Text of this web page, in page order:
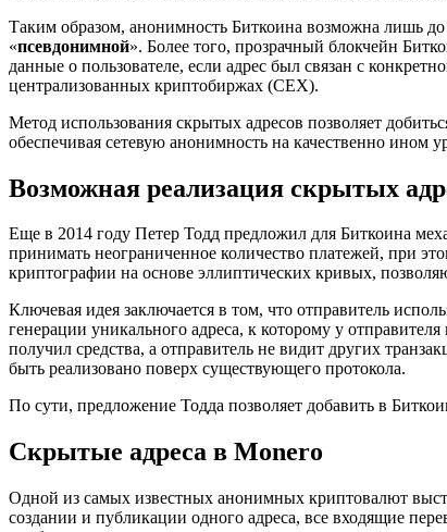
Таким образом, анонимность Биткоина возможна лишь
«псевдонимной». Более того, прозрачный блокчейн
данные о пользователе, если адрес был связан с
централизованных криптобиржах (CEX).
Метод использования скрытых адресов позволяет
обеспечивая сетевую анонимность на качественно ином
Возможная реализация скрытых
Еще в 2014 году Петер Тодд предложил для Биткоина
принимать неограниченное количество платежей, при
криптографии на основе эллиптических кривых,
Ключевая идея заключается в том, что отправитель
генерации уникального адреса, к которому у
получил средства, а отправитель не видит других
быть реализовано поверх существующего протокола.
По сути, предложение Тодда позволяет добавить в
Скрытые адреса в Monero
Одной из самых известных анонимных криптовалют
создании и публикации одного адреса, все входящие